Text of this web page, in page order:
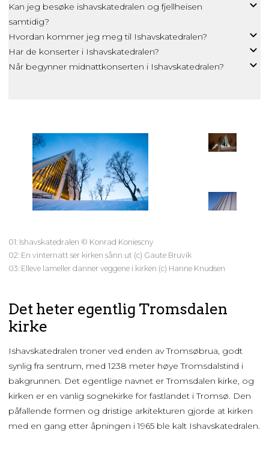
Kan jeg besøke ishavskatedralen og fjellheisen
samtidig?
Hvordan kommer jeg meg til Ishavskatedralen?
Har de konserter i Ishavskatedralen?
Når begynner midnattkonserten i Ishavskatedralen?
01: Ishavskatedralen © Konrad Koniescny
02: En vinternatt ser kirken sånn ut (c) Gaute Bruvik
03: Elleve lameller danner veggene i kirken (c) Hanne Knudsen
Det heter egentlig Tromsdalen
kirke
Ishavskatedralen troner ved enden av Tromsøbrua, godt
synlig fra sentrum, med 1238 meter høye Tromsdalstind i
bakgrunnen. Det egentlige navnet er Tromsdalen kirke, og
kirken er en vanlig sognekirke for fastlandet i Tromsø. Den
påfallende formen og dristige arkitekturen gjorde at kirken
med en gang etter åpningen i 1965 ble kalt Ishavskatedralen.